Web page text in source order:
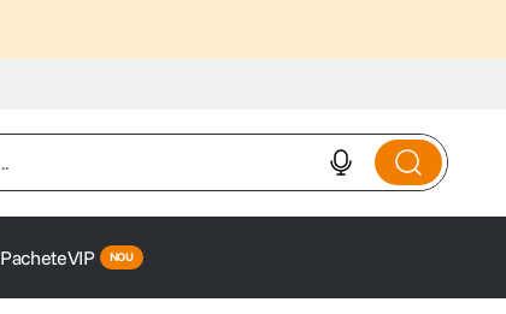
PacheteVIP